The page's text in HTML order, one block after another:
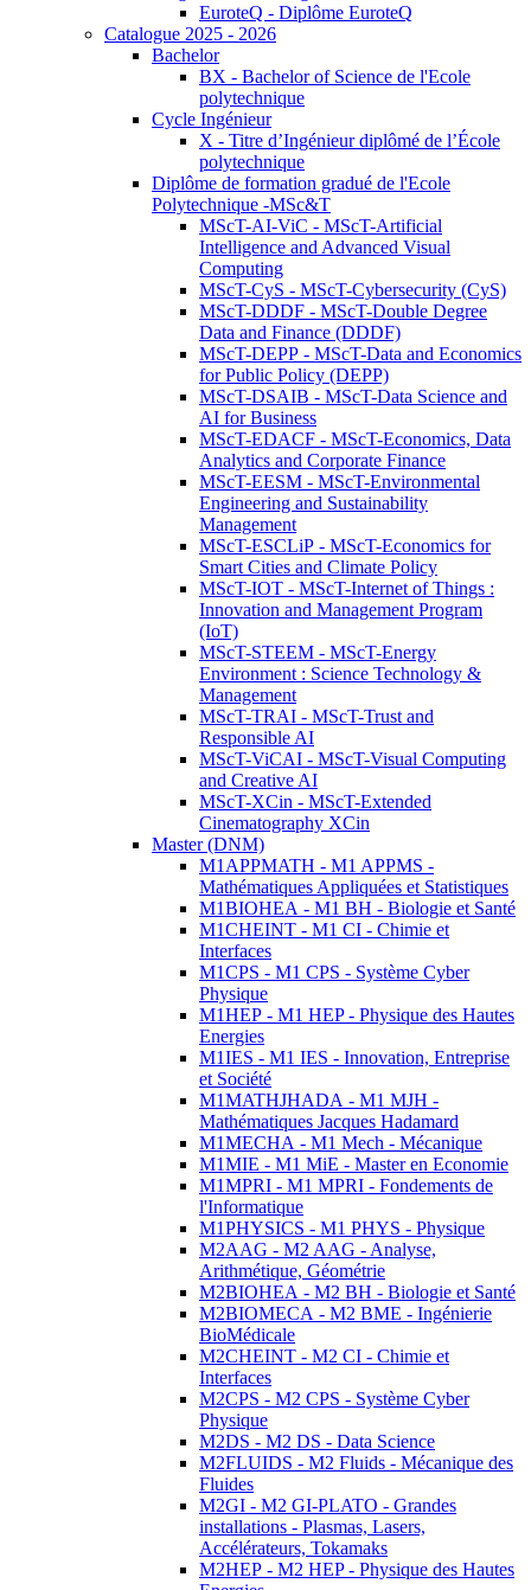
EuroteQ - Diplôme EuroteQ
Catalogue 2025 - 2026
Bachelor
BX - Bachelor of Science de l'Ecole
polytechnique
Cycle Ingénieur
X - Titre d’Ingénieur diplômé de l’École
polytechnique
Diplôme de formation gradué de l'Ecole
Polytechnique -MSc&T
MScT-AI-ViC - MScT-Artificial
Intelligence and Advanced Visual
Computing
MScT-CyS - MScT-Cybersecurity (CyS)
MScT-DDDF - MScT-Double Degree
Data and Finance (DDDF)
MScT-DEPP - MScT-Data and Economics
for Public Policy (DEPP)
MScT-DSAIB - MScT-Data Science and
AI for Business
MScT-EDACF - MScT-Economics, Data
Analytics and Corporate Finance
MScT-EESM - MScT-Environmental
Engineering and Sustainability
Management
MScT-ESCLiP - MScT-Economics for
Smart Cities and Climate Policy
MScT-IOT - MScT-Internet of Things :
Innovation and Management Program
(IoT)
MScT-STEEM - MScT-Energy
Environment : Science Technology &
Management
MScT-TRAI - MScT-Trust and
Responsible AI
MScT-ViCAI - MScT-Visual Computing
and Creative AI
MScT-XCin - MScT-Extended
Cinematography XCin
Master (DNM)
M1APPMATH - M1 APPMS -
Mathématiques Appliquées et Statistiques
M1BIOHEA - M1 BH - Biologie et Santé
M1CHEINT - M1 CI - Chimie et
Interfaces
M1CPS - M1 CPS - Système Cyber
Physique
M1HEP - M1 HEP - Physique des Hautes
Energies
M1IES - M1 IES - Innovation, Entreprise
et Société
M1MATHJHADA - M1 MJH -
Mathématiques Jacques Hadamard
M1MECHA - M1 Mech - Mécanique
M1MIE - M1 MiE - Master en Economie
M1MPRI - M1 MPRI - Fondements de
l'Informatique
M1PHYSICS - M1 PHYS - Physique
M2AAG - M2 AAG - Analyse,
Arithmétique, Géométrie
M2BIOHEA - M2 BH - Biologie et Santé
M2BIOMECA - M2 BME - Ingénierie
BioMédicale
M2CHEINT - M2 CI - Chimie et
Interfaces
M2CPS - M2 CPS - Système Cyber
Physique
M2DS - M2 DS - Data Science
M2FLUIDS - M2 Fluids - Mécanique des
Fluides
M2GI - M2 GI-PLATO - Grandes
installations - Plasmas, Lasers,
Accélérateurs, Tokamaks
M2HEP - M2 HEP - Physique des Hautes